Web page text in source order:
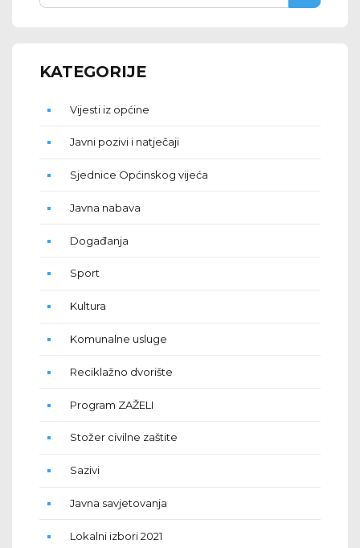
KATEGORIJE
Vijesti iz općine
Javni pozivi i natječaji
Sjednice Općinskog vijeća
Javna nabava
Događanja
Sport
Kultura
Komunalne usluge
Reciklažno dvorište
Program ZAŽELI
Stožer civilne zaštite
Sazivi
Javna savjetovanja
Lokalni izbori 2021